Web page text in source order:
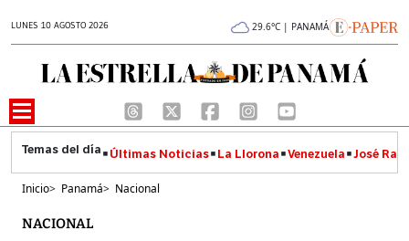
LUNES 10 AGOSTO 2026 29.6°C | PANAMÁ
Últimas Noticias La Llorona Venezuela José
Inicio> Panamá> Nacional
NACIONAL